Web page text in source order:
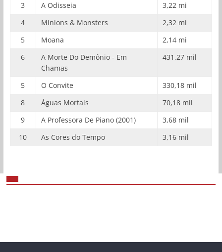
3
A Odisseia
3,22 mi
4
Minions & Monsters
2,32 mi
5
Moana
2,14 mi
6
A Morte Do Demônio - Em
Chamas
431,27 mil
5 O Convite
330,18 mil
8
Águas Mortais
70,18 mil
9
A Professora De Piano (2001)
3,68 mil
10
As Cores do Tempo 3,16 mil